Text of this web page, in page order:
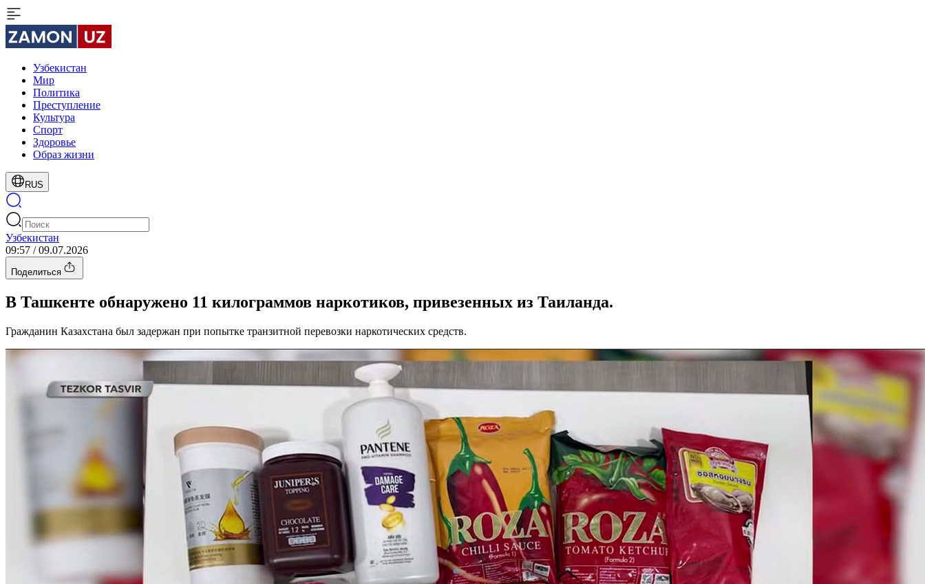
Узбекистан
Мир
Политика
Преступление
Культура
Спорт
Здоровье
Образ жизни
RUS
Узбекистан
09:57 / 09.07.2026
Поделиться
В Ташкенте обнаружено 11 килограммов наркотиков, привезенных из Таиланда.
Гражданин Казахстана был задержан при попытке транзитной перевозки наркотических средств.